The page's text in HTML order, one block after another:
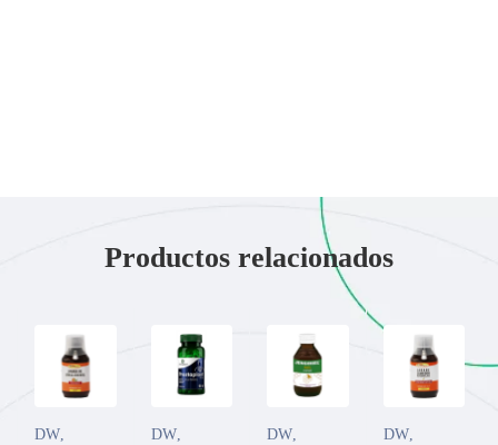
Productos relacionados
DW DW,
DW DW,